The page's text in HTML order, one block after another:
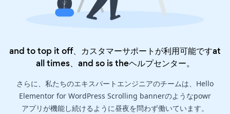
and to top it off、カスタマーサポートが利用可能ですat
all times、and so is theヘルプセンター。
さらに、私たちのエキスパートエンジニアのチームは、Hello
Elementor for WordPress Scrolling bannerのようなpowr
アプリが機能し続けるように昼夜を問わず働いています。